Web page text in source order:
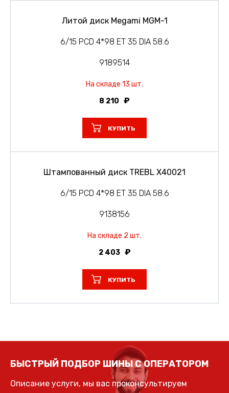
Литой диск Megami MGM-1
6/15 PCD 4*98 ET 35 DIA 58.6
9189514
На складе 13 шт.
8 210
КУПИТЬ
Штампованный диск TREBL X40021
6/15 PCD 4*98 ET 35 DIA 58.6
9138156
На складе 2 шт.
2 403
КУПИТЬ
БЫСТРЫЙ ПОДБОР ШИНЫ С ОПЕРАТОРОМ
Описание услуги, мы вас проконсультируем